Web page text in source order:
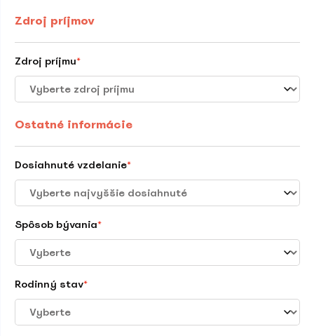
Zdroj príjmov
Zdroj príjmu*
Ostatné informácie
Dosiahnuté vzdelanie*
Spôsob bývania*
Rodinný stav*